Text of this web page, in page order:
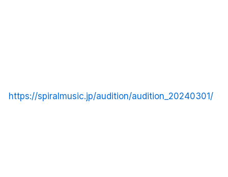
https://spiralmusic.jp/audition/audition_20240301/